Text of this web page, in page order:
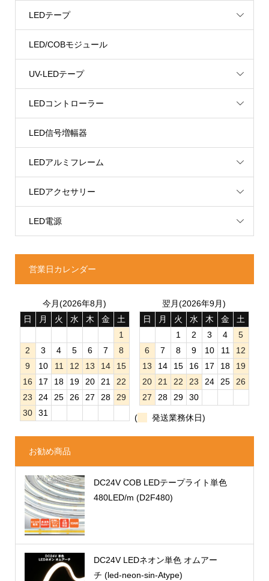
LEDテープ
LED/COBモジュール
UV-LEDテープ
LEDコントローラー
LED信号増幅器
LEDアルミフレーム
LEDアクセサリー
LED電源
営業日カレンダー
今月(2026年8月)
日
月 火 水 木 金
土
1
2
3 4 5 6 7
8
9
10 11 12 13 14
15
16
17 18 19 20 21
22
23
24 25 26 27 28
29
30
31
翌月(2026年9月)
日
月 火 水 木 金
土
1
2 3 4
5
6
7 8 9 10 11
12
13
14 15 16 17 18
19
20
21 22 23 24 25
26
27
28 29 30
( 発送業務休日)
お勧め商品
DC24V COB LEDテープライト単色
480LED/m (D2F480)
DC24V LEDネオン単色 オムアー
チ (led-neon-sin-Atype)